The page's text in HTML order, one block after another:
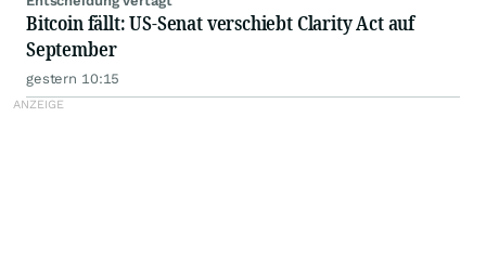
Bitcoin fällt: US-Senat verschiebt Clarity Act auf
September
gestern 10:15